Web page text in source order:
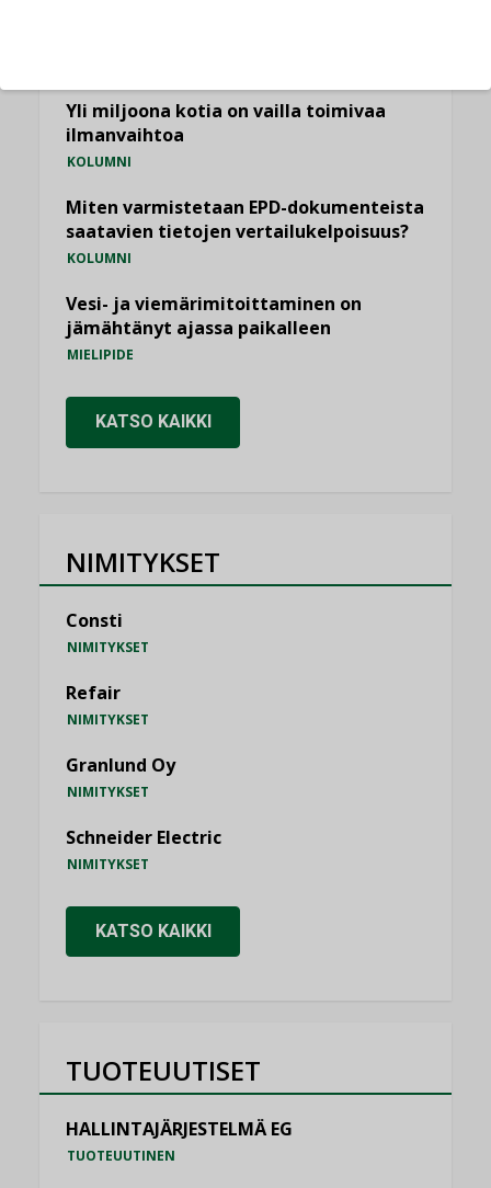
Yli miljoona kotia on vailla toimivaa
ilmanvaihtoa
KOLUMNI
Miten varmistetaan EPD-dokumenteista
saatavien tietojen vertailukelpoisuus?
KOLUMNI
Vesi- ja viemärimitoittaminen on
jämähtänyt ajassa paikalleen
MIELIPIDE
KATSO KAIKKI
NIMITYKSET
Consti
NIMITYKSET
Refair
NIMITYKSET
Granlund Oy
NIMITYKSET
Schneider Electric
NIMITYKSET
KATSO KAIKKI
TUOTEUUTISET
HALLINTAJÄRJESTELMÄ EG
TUOTEUUTINEN